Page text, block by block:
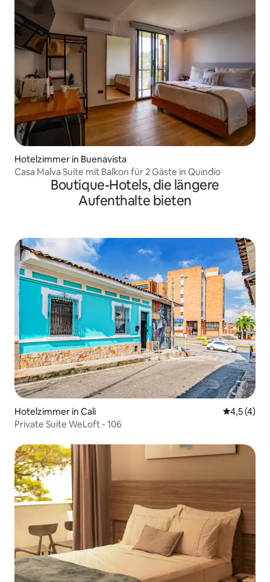
Hotelzimmer in Buenavista
Casa Malva Suite mit Balkon für 2 Gäste in Quindío
Boutique-Hotels, die längere
Aufenthalte bieten
Hotelzimmer in Cali
4,5 (4)
Private Suite WeLoft - 106